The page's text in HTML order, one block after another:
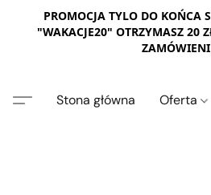
PROMOCJA TYLO DO KOŃCA
"WAKACJE20" OTRZYMASZ 20
Stona główna Oferta